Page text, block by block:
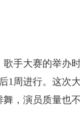
手大赛的举办
1周进行。这次
，演员质量也不